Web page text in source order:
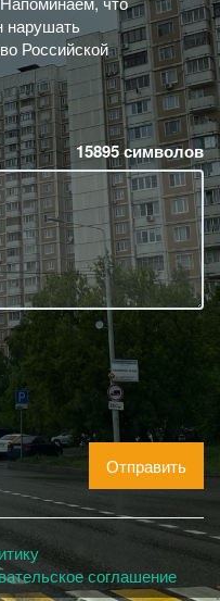
нарушать
Российской
15895символов
Отправить
соглашение